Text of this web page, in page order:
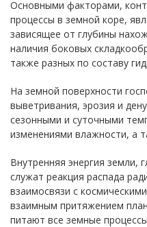
Основными факторами,
процессы в земной коре,
зависящее от глубины
наличия боковых
также разных по составу
На земной поверхности
выветривания, эрозия и
сезонными и суточными
изменениями влажности, а
Внутренняя энергия земли,
служат реакция распада
взаимосвязи с
взаимным притяжением
питают все земные